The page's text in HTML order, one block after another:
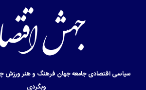
سیاسیاقتصادیجامعهجهان فرهنگ و هنرورزش
وبگردی